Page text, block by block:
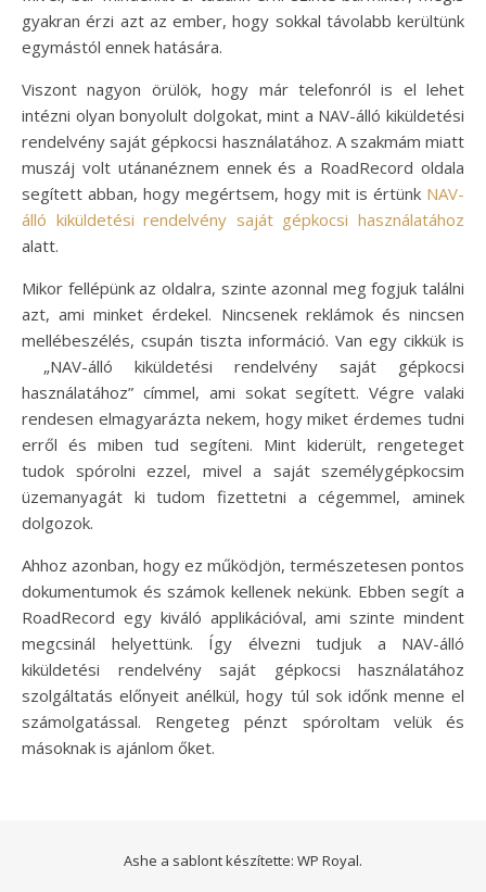
gyakran érzi azt az ember, hogy sokkal távolabb kerültünk
egymástól ennek hatására.
Viszont nagyon örülök, hogy már telefonról is el lehet
intézni olyan bonyolult dolgokat, mint a NAV-álló kiküldetési
rendelvény saját gépkocsi használatához. A szakmám miatt
muszáj volt utánanéznem ennek és a RoadRecord oldala
segített abban, hogy megértsem, hogy mit is értünk NAV-
álló kiküldetési rendelvény saját gépkocsi használatához
alatt.
Mikor fellépünk az oldalra, szinte azonnal meg fogjuk találni
azt, ami minket érdekel. Nincsenek reklámok és nincsen
mellébeszélés, csupán tiszta információ. Van egy cikkük is
„NAV-álló kiküldetési rendelvény saját gépkocsi
használatához” címmel, ami sokat segített. Végre valaki
rendesen elmagyarázta nekem, hogy miket érdemes tudni
erről és miben tud segíteni. Mint kiderült, rengeteget
tudok spórolni ezzel, mivel a saját személygépkocsim
üzemanyagát ki tudom fizettetni a cégemmel, aminek
dolgozok.
Ahhoz azonban, hogy ez működjön, természetesen pontos
dokumentumok és számok kellenek nekünk. Ebben segít a
RoadRecord egy kiváló applikációval, ami szinte mindent
megcsinál helyettünk. Így élvezni tudjuk a NAV-álló
kiküldetési rendelvény saját gépkocsi használatához
szolgáltatás előnyeit anélkül, hogy túl sok időnk menne el
számolgatással. Rengeteg pénzt spóroltam velük és
másoknak is ajánlom őket.
Ashe a sablont készítette: WP Royal.